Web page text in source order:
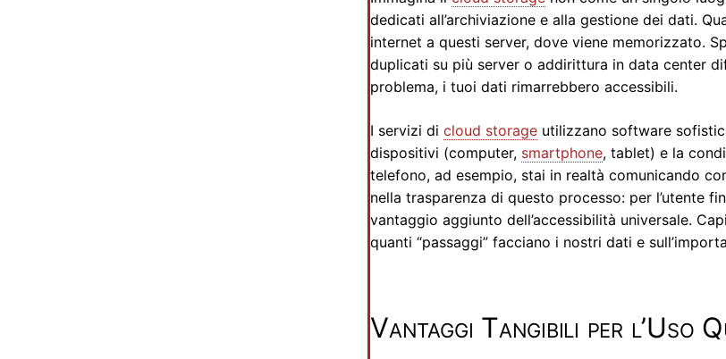
dedicati all’archiviazione e alla gestione dei dati.
internet a questi server, dove viene memorizzato.
duplicati su più server o addirittura in data center
problema, i tuoi dati rimarrebbero accessibili.
I servizi dicloud storage utilizzano software
dispositivi (computer, smartphone, tablet) e la
telefono, ad esempio, stai in realtà comunicando
nella trasparenza di questo processo: per l’utente
vantaggio aggiunto dell’accessibilità universale.
quanti “passaggi” facciano i nostri dati e
Vantaggi Tangibili per l’Uso